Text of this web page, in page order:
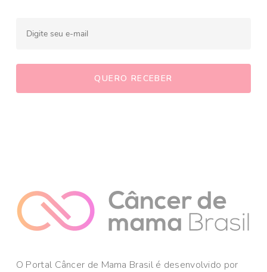
O Portal Câncer de Mama Brasil é desenvolvido por